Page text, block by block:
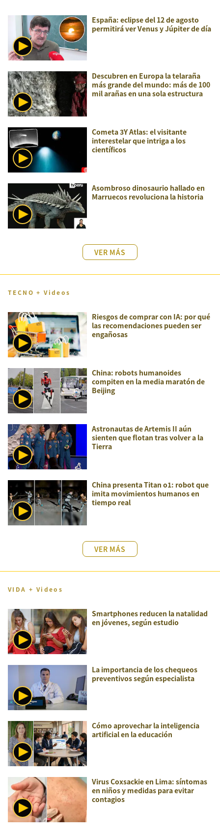
España: eclipse del 12 de agosto
permitirá ver Venus y Júpiter de día
Descubren en Europa la telaraña
más grande del mundo: más de 100
mil arañas en una sola estructura
Cometa 3Y Atlas: el visitante
interestelar que intriga a los
científicos
Asombroso dinosaurio hallado en
Marruecos revoluciona la historia
VER MÁS
TECNO + Videos
Riesgos de comprar con IA: por qué
las recomendaciones pueden ser
engañosas
China: robots humanoides
compiten en la media maratón de
Beijing
Astronautas de Artemis II aún
sienten que flotan tras volver a la
Tierra
China presenta Titan o1: robot que
imita movimientos humanos en
tiempo real
VER MÁS
VIDA + Videos
Smartphones reducen la natalidad
en jóvenes, según estudio
La importancia de los chequeos
preventivos según especialista
Cómo aprovechar la inteligencia
artificial en la educación
Virus Coxsackie en Lima: síntomas
en niños y medidas para evitar
contagios